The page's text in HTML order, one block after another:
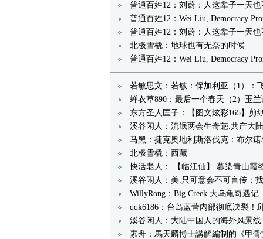
普通百姓12：刘蔚：人这辈子一天
普通百姓12：Wei Liu, Democracy
普通百姓12：刘蔚：人这辈子一天
北极雪橇：地球也有无奈的时候
普通百姓12：Wei Liu, Democracy
若敏思文：若敏：保加利亚（1）：
蝉衣草890：最后一个春天（2）玉
东方圣人匡子：【图文炫彩165】剪
溪谷闲人：流氓两会生奇葩.共产大
马黑：捷克奥地利斯洛伐克：布尔
北极雪橇：西藏
快活老人： 【临江仙】 暮染青山霞
溪谷闲人：美.只可意会不可言传；
WillyRong：Big Creek 大乌龟奇遇记
qqk6186：台岛蓝营内部彻底决裂！
溪谷闲人：大陆中国人的海外风景
素舟：馬天麟博士講解編制的《甲